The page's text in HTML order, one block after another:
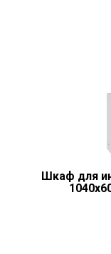
Шкаф для